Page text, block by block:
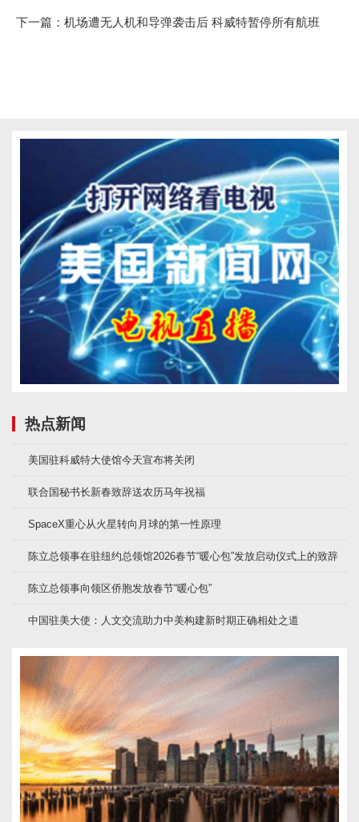
下一篇： 机场遭无人机和导弹袭击后 科威特暂停所有航班
热点新闻
美国驻科威特大使馆今天宣布将关闭
联合国秘书长新春致辞送农历马年祝福
SpaceX重心从火星转向月球的第一性原理
陈立总领事在驻纽约总领馆2026春节“暖心包”发放启动仪式上的致辞
陈立总领事向领区侨胞发放春节“暖心包”
中国驻美大使：人文交流助力中美构建新时期正确相处之道